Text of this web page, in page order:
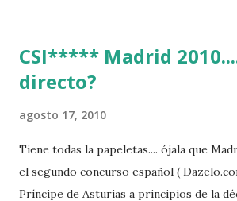
CSI***** Madrid
directo?
agosto 17, 2010
Tiene todas la papeletas.... ójala que
el segundo concurso español (
Príncipe de Asturias a principios de la